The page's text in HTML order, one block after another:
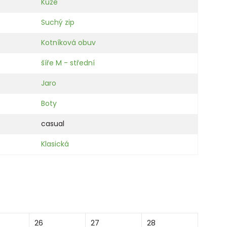
Kůže
Suchý zip
Kotníková obuv
šíře M - střední
Jaro
Boty
casual
Klasická
26 27 28